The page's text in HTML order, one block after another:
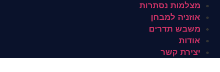
מצלמות נסתרות
אוזניה למבחן
משבש תדרים
אודות
יצירת קשר